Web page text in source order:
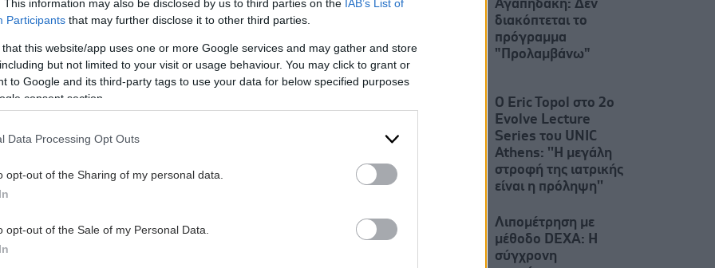
This information may also be disclosed by us to third parties on the IAB’s List of
Participants that may further disclose it to other third parties.
that this website/app uses one or more Google services and may gather and store
but not limited to your visit or usage behaviour. You may click to grant or
to Google and its third-party tags to use your data for below specified purposes
consent section.
Data Processing Opt Outs
opt-out of the Sharing of my personal data.
opt-out of the Sale of my Personal Data.
'Αμεσα μέτρα για την αντιμετώπιση των
προσωπικού
Αγαπηδάκη: Δεν
διακόπτεται το
πρόγραμμα
"Προλαμβάνω"
Ο Eric Topol στο 2ο
Evolve Lecture
Series του UNIC
Athens: ''Η μεγάλη
στροφή της ιατρικής
είναι η πρόληψη''
Λιπομέτρηση με
μέθοδο DEXA: Η
σύγχρονη